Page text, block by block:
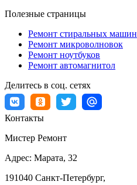
Полезные страницы
Ремонт стиральных машин
Ремонт микроволновок
Ремонт ноутбуков
Ремонт автомагнитол
Делитесь в соц. сетях
Контакты
Мистер Ремонт
Адрес: Марата, 32
191040 Санкт-Петербург,